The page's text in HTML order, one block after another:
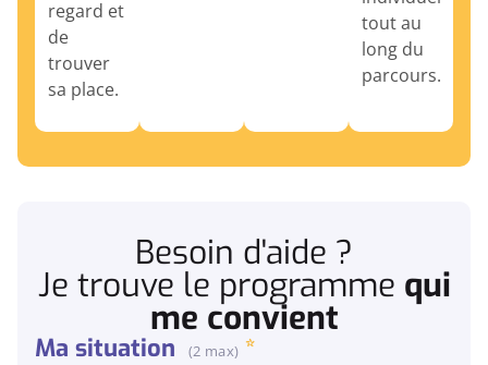
regard et
de
trouver
sa place.
tout au
long du
parcours.
Besoin d'aide ?
Je trouve le programme qui
me convient
Ma situation (2 max)